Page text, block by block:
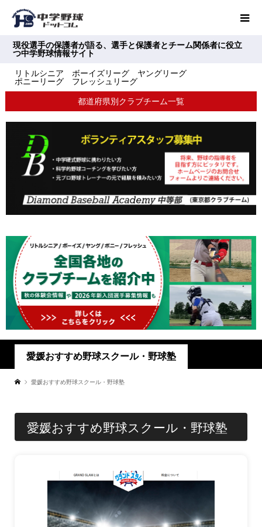
現役選手の保護者が語る、選手と保護者とチーム関係者に役立
つ中学野球情報サイト
リトルシニア ボーイズリーグ ヤングリーグ
ポニーリーグ フレッシュリーグ
都道府県別クラブチーム一覧
愛媛おすすめ野球スクール・野球塾
愛媛おすすめ野球スクール・野球塾
愛媛おすすめ野球スクール・野球塾